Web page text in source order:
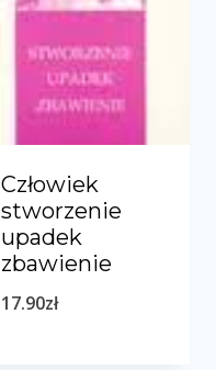
Człowiek
stworzenie
upadek
zbawienie
17.90zł